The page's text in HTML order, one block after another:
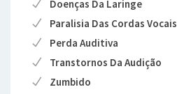
Doenças Da Laringe
Paralisia Das Cordas Vocais
Perda Auditiva
Transtornos Da Audição
Zumbido